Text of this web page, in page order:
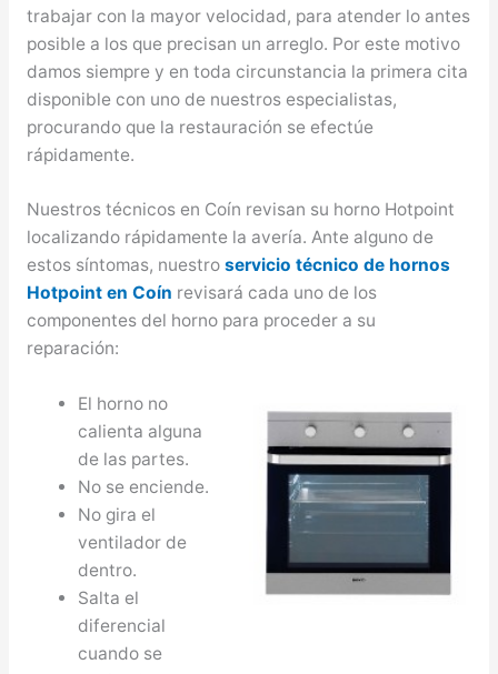
trabajar con la mayor velocidad, para atender lo antes
posible a los que precisan un arreglo. Por este motivo
damos siempre y en toda circunstancia la primera cita
disponible con uno de nuestros especialistas,
procurando que la restauración se efectúe
rápidamente.
Nuestros técnicos en Coín revisan su horno Hotpoint
localizando rápidamente la avería. Ante alguno de
estos síntomas, nuestro servicio técnico de hornos
Hotpoint en Coín revisará cada uno de los
componentes del horno para proceder a su
reparación:
El horno no
calienta alguna
de las partes.
No se enciende.
No gira el
ventilador de
dentro.
Salta el
diferencial
cuando se